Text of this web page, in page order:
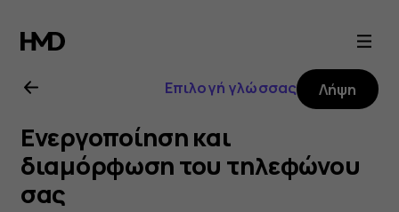
Οδηγίες
χρήσης
Nokia
5.3
Επιλογή γλώσσας Λήψη
Ενεργοποίηση και
διαμόρφωση του τηλεφώνου
σας